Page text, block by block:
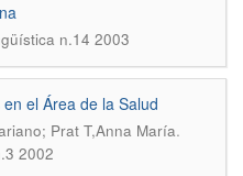
n.14 2003
el Área de la Salud
Prat T,Anna María.
2002